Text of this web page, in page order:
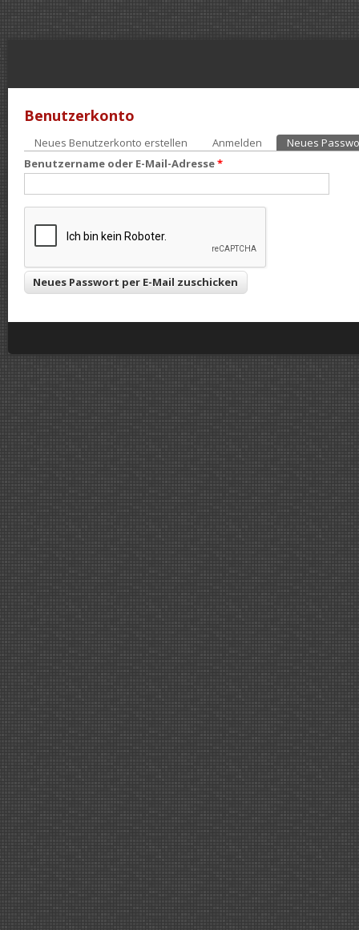
Benutzerkonto
Haupt-Reiter
Neues Benutzerkonto erstellen Anmelden
Neues
Benutzername oder E-Mail-Adresse*